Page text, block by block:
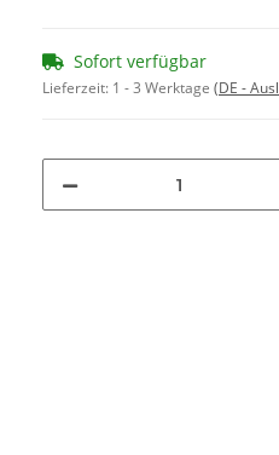
Sofort verfügbar
Lieferzeit: 1 - 3 Werktage (DE -